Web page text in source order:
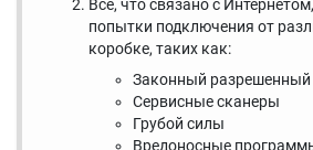
Все, что связано с
попытки подключения от
коробке, таких как:
Законный
Сервисные сканеры
Грубой силы
Вредоносные